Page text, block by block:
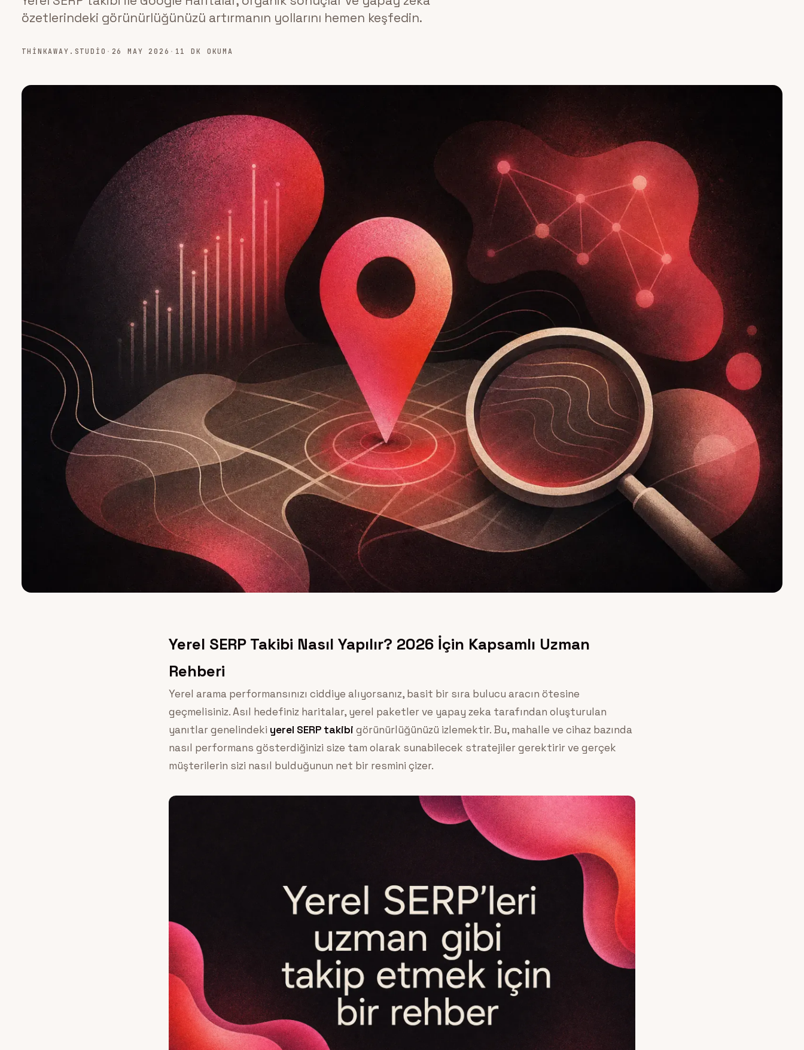
özetlerindeki görünürlüğünüzü artırmanın yollarını hemen keşfedin.
THINKAWAY.STUDIO · 26 MAY 2026 · 11 DK OKUMA
Yerel SERP Takibi Nasıl Yapılır? 2026 İçin Kapsamlı Uzman
Rehberi
Yerel arama performansınızı ciddiye alıyorsanız, basit bir sıra bulucu aracın ötesine
geçmelisiniz. Asıl hedefiniz haritalar, yerel paketler ve yapay zeka tarafından oluşturulan
yanıtlar genelindeki yerel SERP takibi görünürlüğünüzü izlemektir. Bu, mahalle ve cihaz bazında
nasıl performans gösterdiğinizi size tam olarak sunabilecek stratejiler gerektirir ve gerçek
müşterilerin sizi nasıl bulduğunun net bir resmini çizer.